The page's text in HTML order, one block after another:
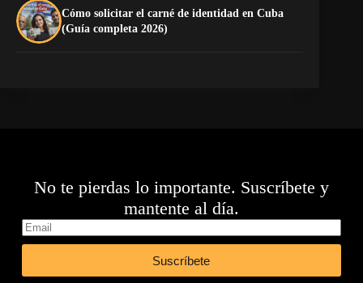
Cómo solicitar el carné de identidad en Cuba
(Guía completa 2026)
No te pierdas lo importante. Suscríbete y
mantente al día.
Suscríbete